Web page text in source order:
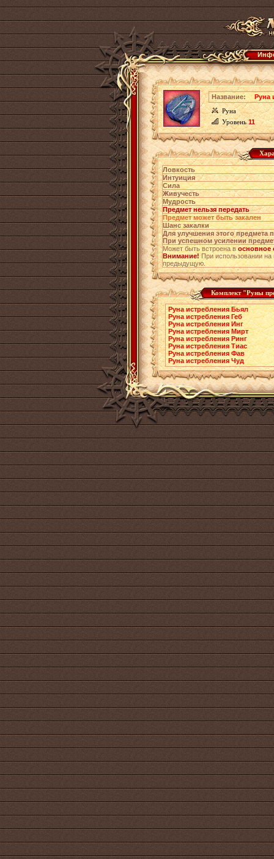
Название:
Руна
Руна
Уровень11
Ловкость
Интуиция
Сила
Живучесть
Мудрость
Предмет нельзя передать
Предмет может быть закален
Шанс закалки
Для улучшения этого предмета
При успешном усилении
Может быть встроена восновное
Внимание!При использовании
предыдущую.
Комплект "Руны
Руна истребления Бьял
Руна истребления Геб
Руна истребления Инг
Руна истребления Мирт
Руна истребления Ринг
Руна истребления Тиас
Руна истребления Фав
Руна истребления Чуд